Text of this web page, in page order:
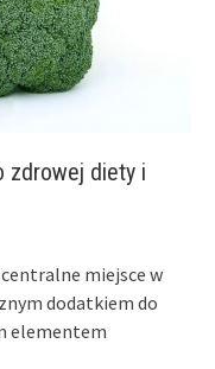
zdrowej diety i
miejsce w
dodatkiem do
elementem